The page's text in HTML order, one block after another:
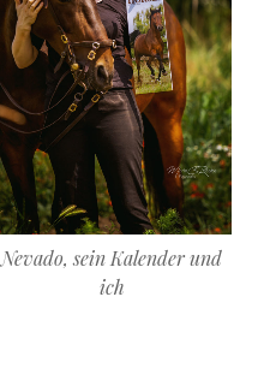
Nevado, sein Kalender und
ich